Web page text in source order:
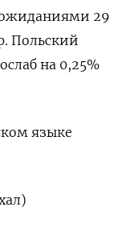
29
Польский
​на 0,25%
языке